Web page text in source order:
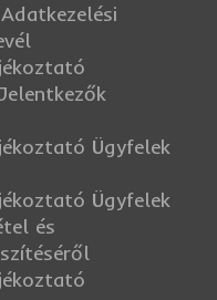
Ügyfelek
Ügyfelek
és